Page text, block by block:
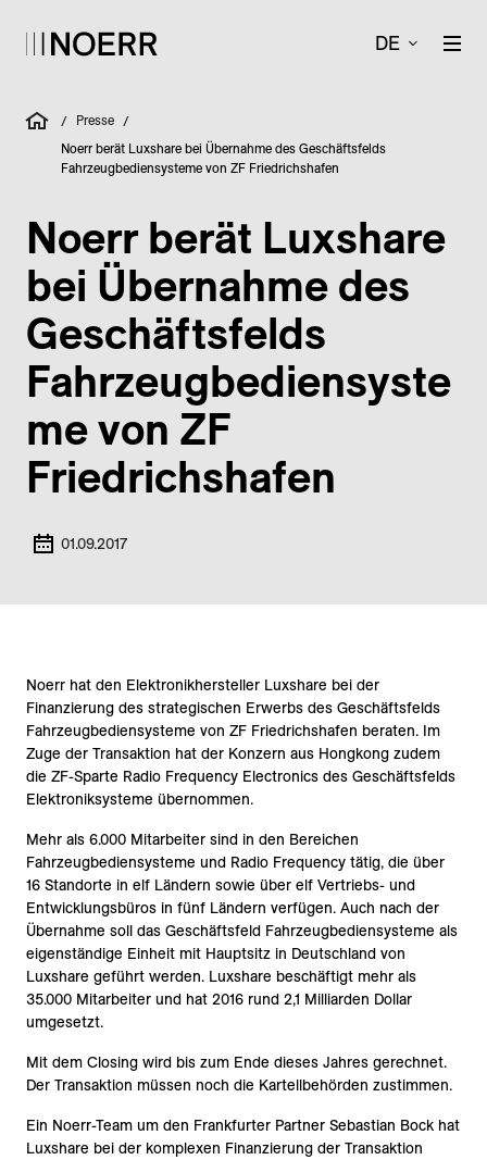
DE
/ Presse /
Noerr berät Luxshare bei Übernahme des Geschäftsfelds
Fahrzeugbediensysteme von ZF Friedrichshafen
Noerr berät Luxshare
bei Übernahme des
Geschäftsfelds
Fahrzeugbediensyste
me von ZF
Friedrichshafen
01.09.2017
Noerr hat den Elektronikhersteller Luxshare bei der
Finanzierung des strategischen Erwerbs des Geschäftsfelds
Fahrzeugbediensysteme von ZF Friedrichshafen beraten. Im
Zuge der Transaktion hat der Konzern aus Hongkong zudem
die ZF-Sparte Radio Frequency Electronics des Geschäftsfelds
Elektroniksysteme übernommen.
Mehr als 6.000 Mitarbeiter sind in den Bereichen
Fahrzeugbediensysteme und Radio Frequency tätig, die über
16 Standorte in elf Ländern sowie über elf Vertriebs- und
Entwicklungsbüros in fünf Ländern verfügen. Auch nach der
Übernahme soll das Geschäftsfeld Fahrzeugbediensysteme als
eigenständige Einheit mit Hauptsitz in Deutschland von
Luxshare geführt werden. Luxshare beschäftigt mehr als
35.000 Mitarbeiter und hat 2016 rund 2,1 Milliarden Dollar
umgesetzt.
Mit dem Closing wird bis zum Ende dieses Jahres gerechnet.
Der Transaktion müssen noch die Kartellbehörden zustimmen.
Ein Noerr-Team um den Frankfurter Partner Sebastian Bock hat
Luxshare bei der komplexen Finanzierung der Transaktion